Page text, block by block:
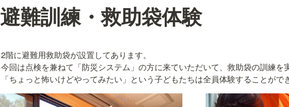
避難訓練・救助袋体験
2階に避難用救助袋が設置してあります。
今回は点検を兼ねて「防災システム」の方に来ていただいて、救助袋の訓練を
「ちょっと怖いけどやってみたい」という子どもたちは全員体験することがで